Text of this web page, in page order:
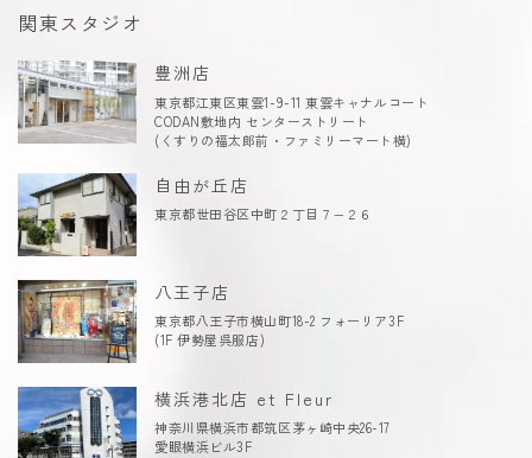
関東スタジオ
豊洲店
東京都江東区東雲1-9-11 東雲キャナルコート
CODAN敷地内 センターストリート
(くすりの福太郎前・ファミリーマート横)
自由が丘店
東京都世田谷区中町２丁目７−２６
八王子店
東京都八王子市横山町18-2 フォーリア3F
(1F 伊勢屋呉服店)
横浜港北店 et Fleur
神奈川県横浜市都筑区茅ヶ崎中央26-17
愛眼横浜ビル3F